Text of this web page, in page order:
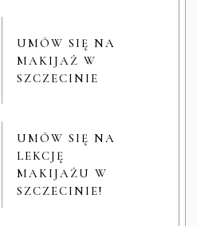
UMÓW SIĘ NA
MAKIJAŻ W
SZCZECINIE
UMÓW SIĘ NA
LEKCJĘ
MAKIJAŻU W
SZCZECINIE!